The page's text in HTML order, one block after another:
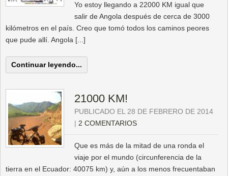
Yo estoy llegando a 22000 KM igual que
salir de Angola después de cerca de 3000
kilómetros en el país. Creo que tomó todos los caminos peores
que pude allí. Angola [...]
Continuar leyendo...
21000 KM!
PUBLICADO EL 28 DE FEBRERO DE 2014
| 2 COMENTARIOS
Que es más de la mitad de una ronda el
viaje por el mundo (circunferencia de la
tierra en el Ecuador: 40075 km) y, aún a los menos frecuentaban